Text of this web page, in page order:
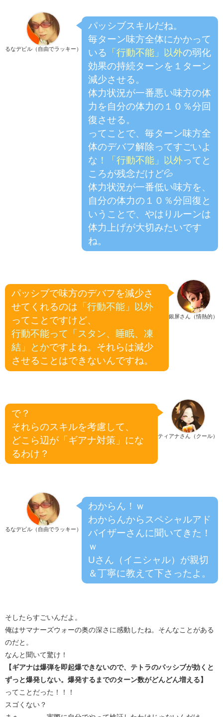
るなデビル（自由でラッキー）
パッシブスキルだね。
毎ターン味方全体にかかって
いる 「行動不能」以外の弱化
効果の持続ターンを１ターン
減少させる。
体力状況が一番悪い味方の体
力を自分の体力の１０％分回
復させる。
ってことで、毎ターン味方全
体のデバフ解除ってすごいよ
な ！「行動不能」以外ってと
ころが残念だけど💦
体力状況が一番低い味方を、
自分の体力の１０％分回復と
いうことで、やはりルーンは
体力上げが大切みたいです
ね。
銀屏さん（情熱的）
パッシブで味方のデバフを減少さ
せてくれるのは 「行動不能」以外
ってことですけど、
行動不能って「スタン、睡眠、凍
結」とかですよね。それらは減少
させることはできないんですね。
ティアナさん（クール）
で？
それらのスキルを考慮して、
どこら辺が「ギアナ対策」にな
るわけ？
るなデビル（自由でラッキー）
わからん！ｗ
わからんからスペシャルアド
バイザーさんに聞いてきた！
ｗ
Uさん（イニシャル）が親切
＆丁寧に教えて下さったよ。
そしたらすごいんだよ。
俺はサマナーズウォーの奥の深さに感動したね。そんなことがある
のだと。
なんと聞いて驚け！
【ギアナは爆弾を即起爆できないので、テトラのパッシブが効くと
ずっと爆発しない。爆発するまでのターン数がどんどん増える】
ってことだった！！！
スゴくない？